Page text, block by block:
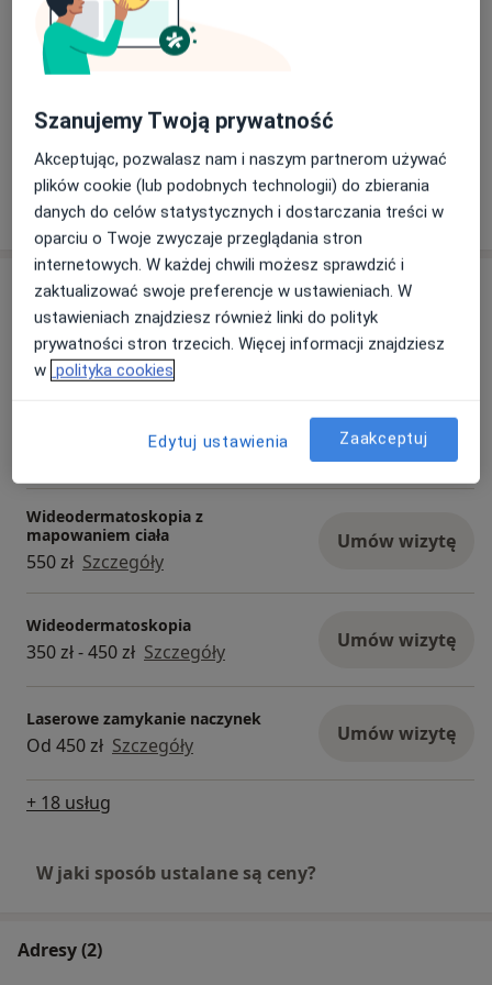
Usługi i ceny
Konsultacja dermatologiczna
280 zł Szczegóły Umów wizytę
Szczegóły Umów wizytę
Wideodermatoskopia z
mapowaniem ciała
550 zł Szczegóły
Umów wizytę
Wideodermatoskopia
350 zł - 450 zł Szczegóły Umów wizytę
Laserowe zamykanie naczynek
Od 450 zł Szczegóły Umów wizytę
+ 18 usług
W jaki sposób ustalane są ceny?
Adresy (2)
Szanujemy Twoją prywatność
Akceptując, pozwalasz nam i naszym partnerom używać
plików cookie (lub podobnych technologii) do zbierania
danych do celów statystycznych i dostarczania treści w
oparciu o Twoje zwyczaje przeglądania stron
internetowych. W każdej chwili możesz sprawdzić i
zaktualizować swoje preferencje w ustawieniach. W
ustawieniach znajdziesz również linki do polityk
prywatności stron trzecich. Więcej informacji znajdziesz
w polityka cookies
Edytuj ustawienia Zaakceptuj